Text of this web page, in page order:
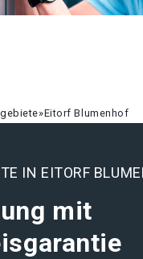
»Eitorf Blumenhof
IN EITORF
mit